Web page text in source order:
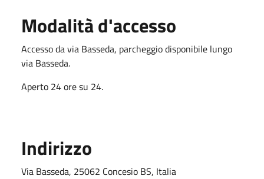
Modalità d'accesso
Accesso da via Basseda, parcheggio disponibile lungo
via Basseda.
Aperto 24 ore su 24.
Indirizzo
Via Basseda, 25062 Concesio BS, Italia